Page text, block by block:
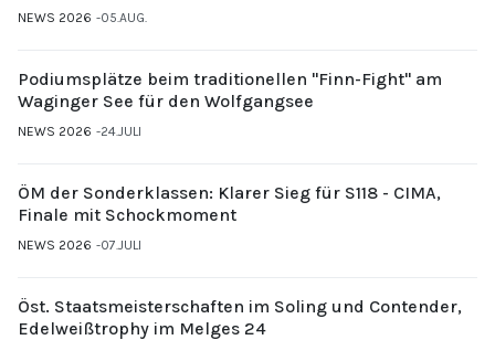
NEWS 2026 05.AUG.
Podiumsplätze beim traditionellen "Finn-Fight" am
Waginger See für den Wolfgangsee
NEWS 2026 24.JULI
ÖM der Sonderklassen: Klarer Sieg für S118 - CIMA,
Finale mit Schockmoment
NEWS 2026 07.JULI
Öst. Staatsmeisterschaften im Soling und Contender,
Edelweißtrophy im Melges 24